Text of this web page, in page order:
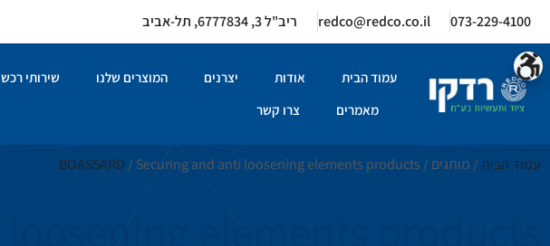
073-229-4100
redco@redco.co.il ריב"ל 3, 6777834, תל-אביב
עמוד הבית אודות יצרנים המוצרים שלנו שירותי רכש
מאמרים
צרו קשר
עמוד הבית/ מותגים / BOASSARD / Securing and anti loosening elements products